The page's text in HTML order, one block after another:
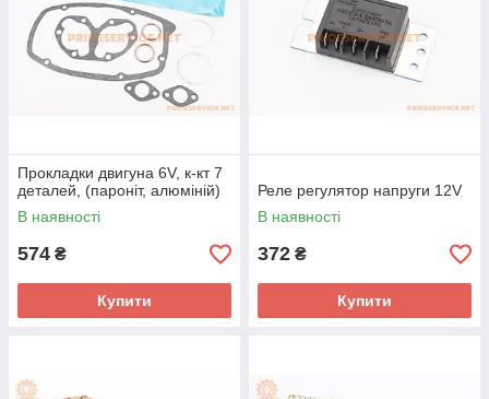
Прокладки двигуна 6V, к-кт 7
деталей, (пароніт, алюміній)
В наявності
574 ₴
Купити
Реле регулятор напруги 12V
В наявності
372 ₴
Купити